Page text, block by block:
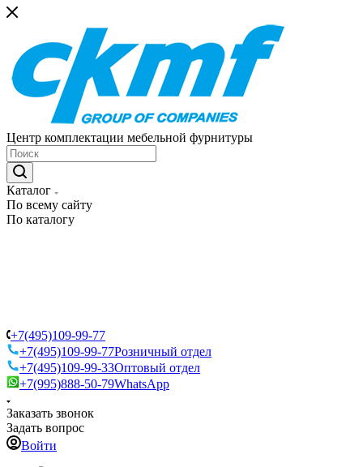
Центр комплектации мебельной фурнитуры
Каталог
По всему сайту
По каталогу
+7(495)109-99-77
+7(495)109-99-77Розничный отдел
+7(495)109-99-33Оптовый отдел
+7(995)888-50-79WhatsApp
Заказать звонок
Задать вопрос
Войти